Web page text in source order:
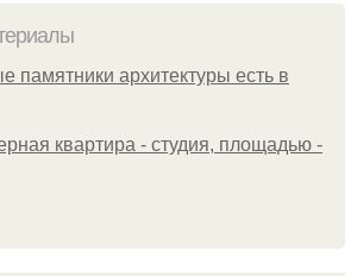
памятники архитектуры есть в
квартира - студия, площадью -